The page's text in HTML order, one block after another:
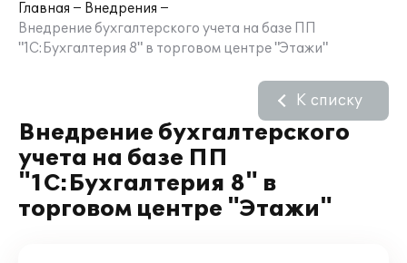
Главная
Внедрения
Внедрение бухгалтерского учета на базе ПП
"1С:Бухгалтерия 8" в торговом центре "Этажи"
Внедрение бухгалтерского
учета на базе ПП
"1С:Бухгалтерия 8" в
торговом центре "Этажи"
К списку